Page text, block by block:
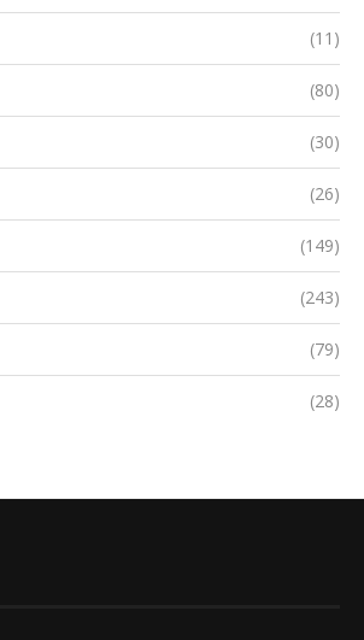
(11)
(80)
(30)
(26)
(149)
(243)
(79)
(28)